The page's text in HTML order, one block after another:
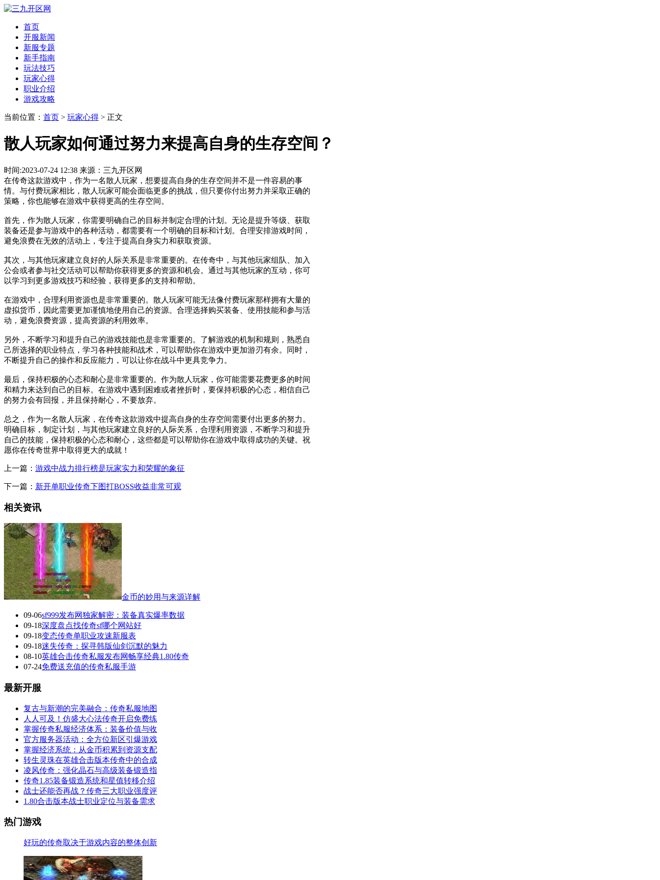
首页
开服新闻
新服专题
新手指南
玩法技巧
玩家心得
职业介绍
游戏攻略
当前位置： 首页 > 玩家心得 > 正文
散人玩家如何通过努力来提高自身的生存空间？
时间:2023-07-24 12:38 来源：三九开区网
在传奇这款游戏中，作为一名散人玩家，想要提高自身的生存空间并不是一件容易的事
情。与付费玩家相比，散人玩家可能会面临更多的挑战，但只要你付出努力并采取正确的
策略，你也能够在游戏中获得更高的生存空间。
首先，作为散人玩家，你需要明确自己的目标并制定合理的计划。无论是提升等级、获取
装备还是参与游戏中的各种活动，都需要有一个明确的目标和计划。合理安排游戏时间，
避免浪费在无效的活动上，专注于提高自身实力和获取资源。
其次，与其他玩家建立良好的人际关系是非常重要的。在传奇中，与其他玩家组队、加入
公会或者参与社交活动可以帮助你获得更多的资源和机会。通过与其他玩家的互动，你可
以学习到更多游戏技巧和经验，获得更多的支持和帮助。
在游戏中，合理利用资源也是非常重要的。散人玩家可能无法像付费玩家那样拥有大量的
虚拟货币，因此需要更加谨慎地使用自己的资源。合理选择购买装备、使用技能和参与活
动，避免浪费资源，提高资源的利用效率。
另外，不断学习和提升自己的游戏技能也是非常重要的。了解游戏的机制和规则，熟悉自
己所选择的职业特点，学习各种技能和战术，可以帮助你在游戏中更加游刃有余。同时，
不断提升自己的操作和反应能力，可以让你在战斗中更具竞争力。
最后，保持积极的心态和耐心是非常重要的。作为散人玩家，你可能需要花费更多的时间
和精力来达到自己的目标。在游戏中遇到困难或者挫折时，要保持积极的心态，相信自己
的努力会有回报，并且保持耐心，不要放弃。
总之，作为一名散人玩家，在传奇这款游戏中提高自身的生存空间需要付出更多的努力。
明确目标，制定计划，与其他玩家建立良好的人际关系，合理利用资源，不断学习和提升
自己的技能，保持积极的心态和耐心，这些都是可以帮助你在游戏中取得成功的关键。祝
愿你在传奇世界中取得更大的成就！
上一篇： 游戏中战力排行榜是玩家实力和荣耀的象征
下一篇： 新开单职业传奇下图打BOSS收益非常可观
相关资讯
金币的妙用与来源详解
09-06sf999发布网独家解密：装备真实爆率数据
09-18深度盘点找传奇sf哪个网站好
09-18变态传奇单职业攻速新服表
09-18迷失传奇：探寻韩版仙剑沉默的魅力
08-10英雄合击传奇私服发布网畅享经典1.80传奇
07-24免费送充值的传奇私服手游
最新开服
复古与新潮的完美融合：传奇私服地图
人人可及！仿盛大心法传奇开启免费练
掌握传奇私服经济体系：装备价值与收
官方服务器活动：全方位新区引爆游戏
掌握经济系统：从金币积累到资源支配
转生灵珠在英雄合击版本传奇中的合成
凌风传奇：强化晶石与高级装备锻造指
传奇1.85装备锻造系统和星值转移介绍
战士还能否再战？传奇三大职业强度评
1.80合击版本战士职业定位与装备需求
热门游戏
好玩的传奇取决于游戏内容的整体创新